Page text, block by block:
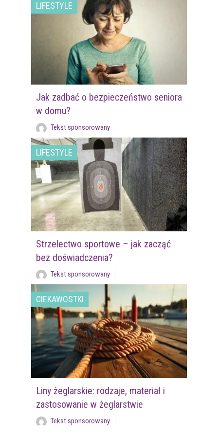
LIFESTYLE
Jak zadbać o bezpieczeństwo seniora
w domu?
Tekst sponsorowany
LIFESTYLE
Strzelectwo sportowe – jak zacząć
bez doświadczenia?
Tekst sponsorowany
CIEKAWOSTKI
Liny żeglarskie: rodzaje, materiał i
zastosowanie w żeglarstwie
Tekst sponsorowany